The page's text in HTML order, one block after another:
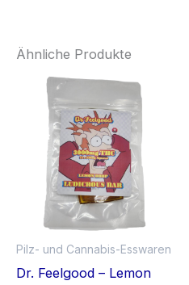
Ähnliche Produkte
Pilz- und Cannabis-Esswaren
Dr. Feelgood – Lemon